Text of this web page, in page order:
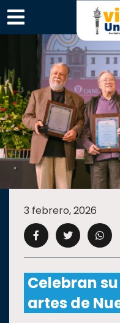
×
SECCIONES
ACADEMIA
CAMPUS UANL
CULTURA
3 febrero, 2026
Celebran
artes de